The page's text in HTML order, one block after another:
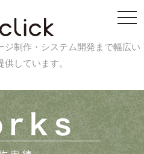
ジ制作・システム開発まで幅広い
しています。